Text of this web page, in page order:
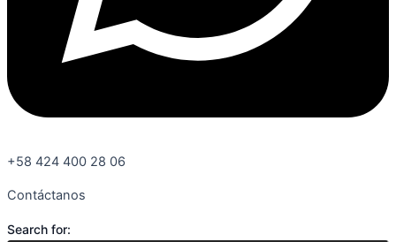
+58 424 400 28 06
Contáctanos
Search for: